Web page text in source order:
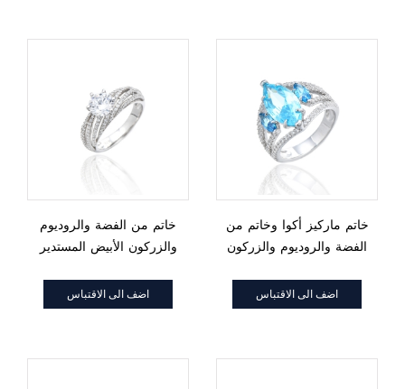
خاتم من الفضة والروديوم
والزركون الأبيض المستدير
اضف الى الاقتباس
خاتم ماركيز أكوا وخاتم من
الفضة والروديوم والزركون
اضف الى الاقتباس